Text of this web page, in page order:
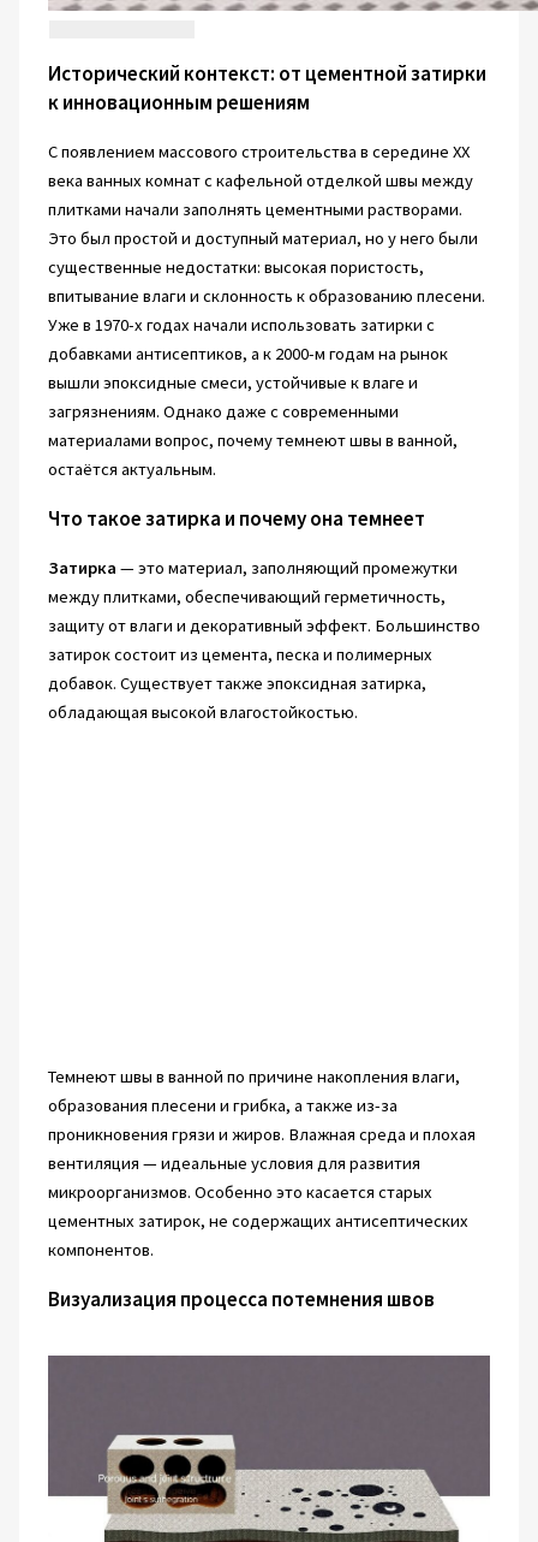
Исторический контекст: от цементной затирки
к инновационным решениям
С появлением массового строительства в середине XX
века ванных комнат с кафельной отделкой швы между
плитками начали заполнять цементными растворами.
Это был простой и доступный материал, но у него были
существенные недостатки: высокая пористость,
впитывание влаги и склонность к образованию плесени.
Уже в 1970-х годах начали использовать затирки с
добавками антисептиков, а к 2000-м годам на рынок
вышли эпоксидные смеси, устойчивые к влаге и
загрязнениям. Однако даже с современными
материалами вопрос, почему темнеют швы в ванной,
остаётся актуальным.
Что такое затирка и почему она темнеет
Затирка — это материал, заполняющий промежутки
между плитками, обеспечивающий герметичность,
защиту от влаги и декоративный эффект. Большинство
затирок состоит из цемента, песка и полимерных
добавок. Существует также эпоксидная затирка,
обладающая высокой влагостойкостью.
Темнеют швы в ванной по причине накопления влаги,
образования плесени и грибка, а также из-за
проникновения грязи и жиров. Влажная среда и плохая
вентиляция — идеальные условия для развития
микроорганизмов. Особенно это касается старых
цементных затирок, не содержащих антисептических
компонентов.
Визуализация процесса потемнения швов